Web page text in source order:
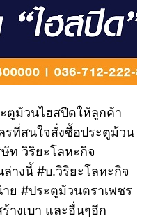
ตูม้วนไฮสปีดให้ลูกค้า
ที่สนใจสั่งซื้อประตูม้วน
ท วิริยะโลหะกิจ
างนี้ #บ.วิริยะโลหะกิจ
ย #ประตูม้วนตราเพชร
างเบา และอื่นๆอีก